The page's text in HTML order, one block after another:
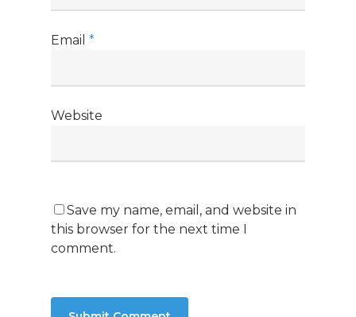
Email *
Website
Save my name, email, and website in
this browser for the next time I
comment.